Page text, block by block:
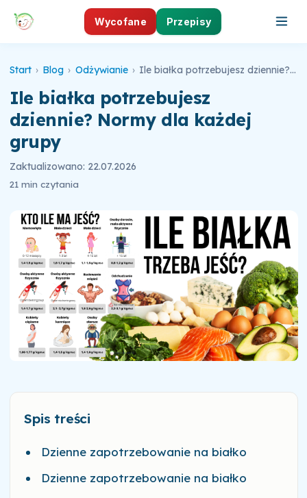
Wycofane Przepisy
Start › Blog › Odżywianie › Ile białka potrzebujesz dziennie? Normy dla każdej grupy
Ile białka potrzebujesz
dziennie? Normy dla każdej
grupy
Zaktualizowano: 22.07.2026
21 min czytania
Spis treści
Dzienne zapotrzebowanie na białko
Dzienne zapotrzebowanie na białko